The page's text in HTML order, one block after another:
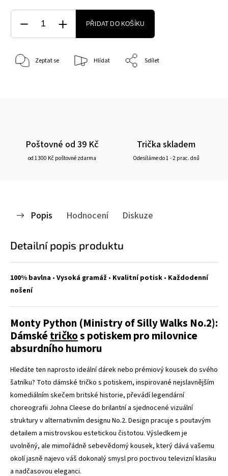
PŘIDAT DO KOŠÍKU
Zeptat se Hlídat Sdílet
Poštovné od 39 Kč
od 1300 Kč poštovné zdarma
Trička skladem
Odesíláme do 1 - 2 prac. dnů
Popis Hodnocení Diskuze
Detailní popis produktu
100% bavlna • Vysoká gramáž • Kvalitní potisk • Každodenní
nošení
Monty Python (Ministry of Silly Walks No.2):
Dámskétričkos potiskem pro milovnice
absurdního humoru
Hledáte ten naprosto ideální dárek nebo prémiový kousek do svého
šatníku? Toto dámské tričko s potiskem, inspirované nejslavnějším
komediálním skečem britské historie, převádí legendární
choreografii Johna Cleese do brilantní a sjednocené vizuální
struktury v alternativním designu No.2. Design pracuje s poutavým
detailem a mistrovskou estetickou čistotou. Výsledkem je
uvolněný, ale mimořádně sebevědomý kousek, který dává vašemu
okolí jasně najevo váš dokonalý smysl pro poctivou televizní klasiku
a nadčasovou eleganci.